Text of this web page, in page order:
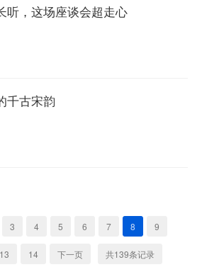
听，这场座谈会超走心
千古宋韵
3 4 5 6 7 8 9
13 14 下一页 共139条记录